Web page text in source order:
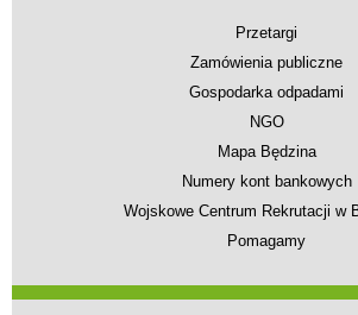
Przetargi
Zamówienia publiczne
Gospodarka odpadami
NGO
Mapa Będzina
Numery kont bankowych
Wojskowe Centrum Rekrutacji w
Pomagamy